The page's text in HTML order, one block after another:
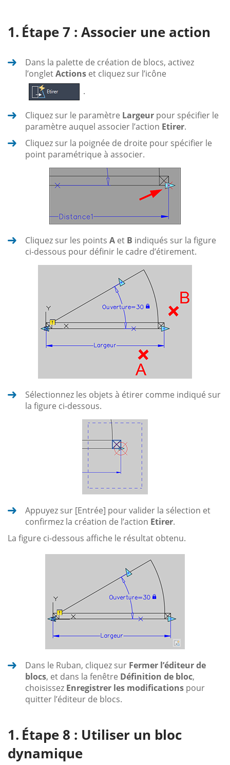
Étape 7 : Associer une action
Dans la palette de création de blocs, activez
l’ongletActions et cliquez sur l’icône
.
Cliquez sur le paramètre Largeur pour spécifier le
paramètre auquel associer l’action Etirer.
Cliquez sur la poignée de droite pour spécifier le
point paramétrique à associer.
Cliquez sur les points A et B indiqués sur la figure
ci-dessous pour définir le cadre d’étirement.
Sélectionnez les objets à étirer comme indiqué sur
la figure ci-dessous.
Appuyez sur [Entrée] pour valider la sélection et
confirmez la création de l’action Etirer.
La figure ci-dessous affiche le résultat obtenu.
Dans le Ruban, cliquez sur Fermer l’éditeur de
blocs, et dans la fenêtre Définition de bloc,
choisissez Enregistrer les modifications pour
quitter l’éditeur de blocs.
Étape 8 : Utiliser un bloc
dynamique